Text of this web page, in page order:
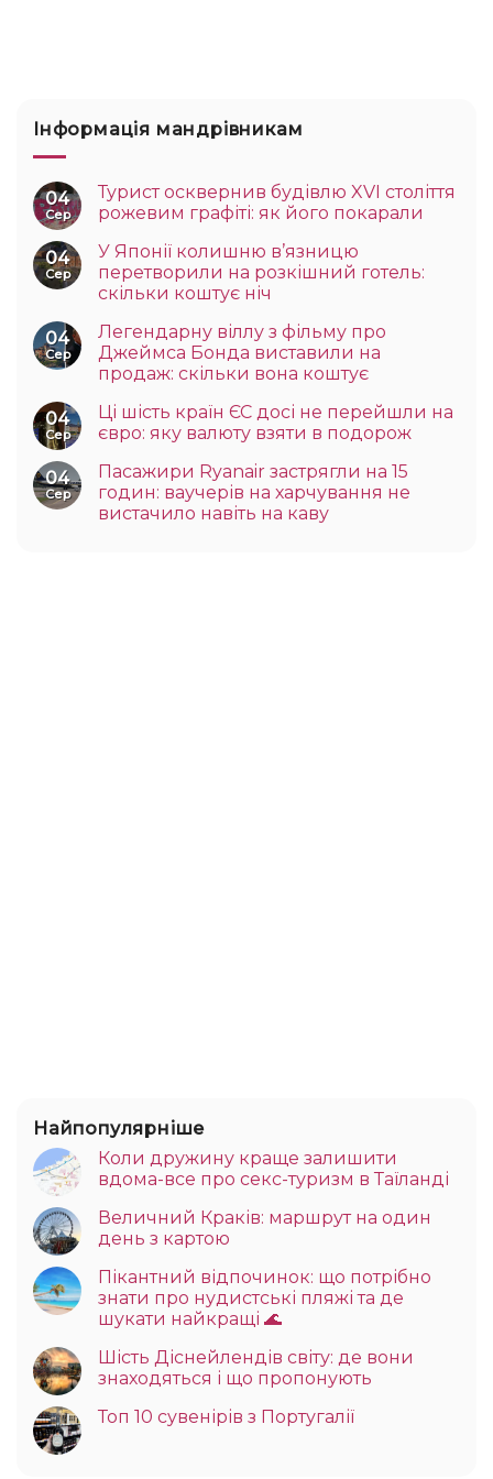
Інформація мандрівникам
04
Сер
Турист осквернив будівлю XVI століття
рожевим графіті: як його покарали
04
Сер
У Японії колишню в’язницю
перетворили на розкішний готель:
скільки коштує ніч
04
Сер
Легендарну віллу з фільму про
Джеймса Бонда виставили на
продаж: скільки вона коштує
04
Сер
Ці шість країн ЄС досі не перейшли на
євро: яку валюту взяти в подорож
04
Сер
Пасажири Ryanair застрягли на 15
годин: ваучерів на харчування не
вистачило навіть на каву
Найпопулярніше
Коли дружину краще залишити
вдома-все про секс-туризм в Таїланді
Величний Краків: маршрут на один
день з картою
Пікантний відпочинок: що потрібно
знати про нудистські пляжі та де
шукати найкращі 🌊
Шість Діснейлендів світу: де вони
знаходяться і що пропонують
Топ 10 сувенірів з Португалії